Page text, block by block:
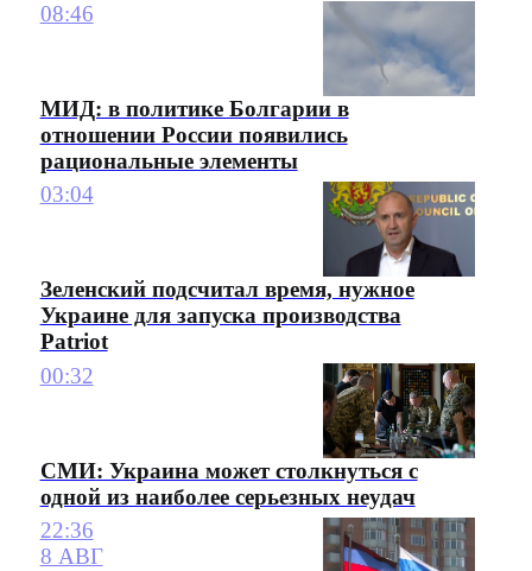
08:46
МИД: в политике Болгарии в
отношении России появились
рациональные элементы
03:04
Зеленский подсчитал время, нужное
Украине для запуска производства
Patriot
00:32
СМИ: Украина может столкнуться с
одной из наиболее серьезных неудач
22:36
8 АВГ